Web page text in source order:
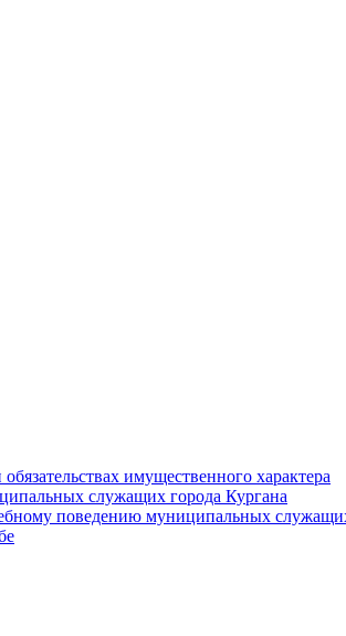
имущественного характера
служащих города Кургана
поведению муниципальных